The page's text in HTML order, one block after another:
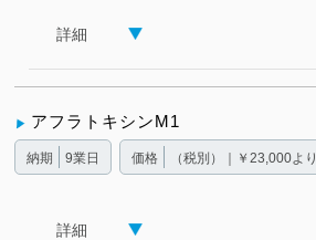
詳細
アフラトキシンM1
納期 9業日 価格 （税別）｜￥23,000より
詳細